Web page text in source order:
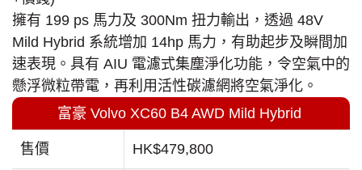
擁有 199 ps 馬力及 300Nm 扭力輸出，透過 48V
Mild Hybrid 系統增加 14hp 馬力，有助起步及瞬間加
速表現。具有 AIU 電濾式集塵淨化功能，令空氣中的
懸浮微粒帶電，再利用活性碳濾網將空氣淨化。
富豪 Volvo XC60 B4 AWD Mild Hybrid